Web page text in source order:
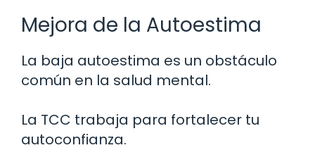
Mejora de la Autoestima
La baja autoestima es un obstáculo
común en la salud mental.
La TCC trabaja para fortalecer tu
autoconfianza.